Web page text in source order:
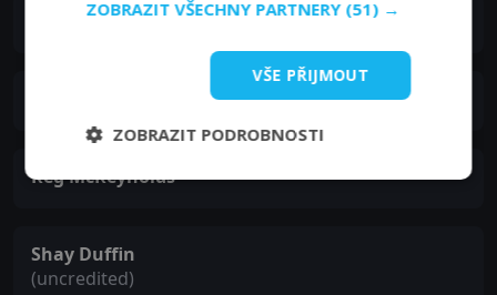
Joseph Golland
Reg McReynolds
Shay Duffin
(uncredited)
ZOBRAZIT VŠECHNY PARTNERY (51) →
VŠE PŘIJMOUT
ZOBRAZIT PODROBNOSTI